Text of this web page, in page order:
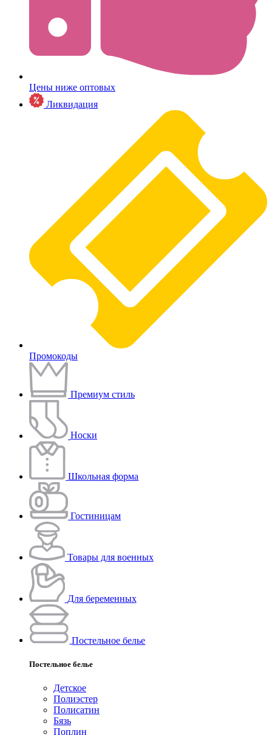
Цены ниже оптовых
Ликвидация
Промокоды
Премиум стиль
Носки
Школьная форма
Гостиницам
Товары для военных
Для беременных
Постельное белье
Постельное белье
Детское
Полиэстeр
Полисатин
Бязь
Поплин